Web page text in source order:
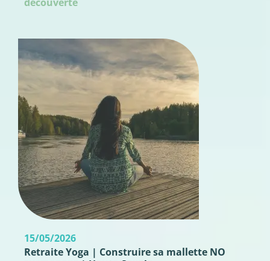
15/05/2026
Retraite Yoga | Construire sa mallette NO